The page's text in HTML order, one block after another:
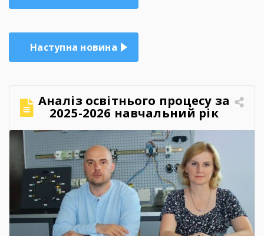
записів
Наступна новина
Аналіз освітнього процесу за
2025-2026 навчальний рік